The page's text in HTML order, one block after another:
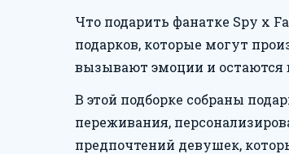
Что подарить фанатке Spy x
подарков, которые могут
вызывают эмоции и остаются
В этой подборке собраны
переживания,
предпочтений девушек,